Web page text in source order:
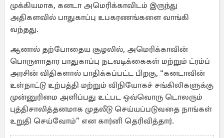
முக்கியமாக, கனடா அமெரிக்காவிடம் இருந்து
அதிகளவில் பாதுகாப்பு உபகரணங்களை வாங்கி
வந்தது.
ஆனால் தற்போதைய சூழலில், அமெரிக்காவின்
பொருளாதார பாதுகாப்பு நடவடிக்கைகள் மற்றும் ட்ரம்ப்
அரசின் விதிகளால் பாதிக்கப்பட்ட பிறகு, “கனடாவின்
உள்நாட்டு உற்பத்தி மற்றும் விநியோகச் சங்கிலிகளுக்கு
முன்னுரிமை அளிப்பது உட்பட ஒவ்வொரு டொலரும்
புத்திசாலித்தனமாக முதலீடு செய்யப்படுவதை நாங்கள்
உறுதி செய்வோம்” என கார்னி தெரிவித்தார்.